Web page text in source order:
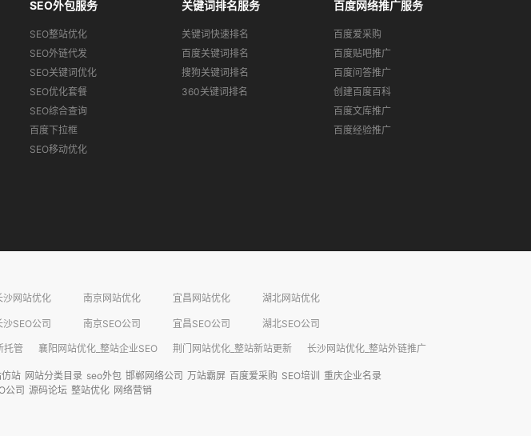
SEO外包服务
SEO整站优化
SEO外链代发
SEO关键词优化
SEO优化套餐
SEO综合查询
百度下拉框
SEO移动优化
关键词排名服务
关键词快速排名
百度关键词排名
搜狗关键词排名
360关键词排名
百度网络推广服务
百度爱采购
百度贴吧推广
百度问答推广
创建百度百科
百度文库推广
百度经验推广
沙网站优化 南京网站优化 宜昌网站优化 湖北网站优化
沙SEO公司 南京SEO公司 宜昌SEO公司 湖北SEO公司
托管​ 襄阳网站优化_整站企业SEO​ 荆门网站优化_整站新站更新 长沙网站优化_整站外链推广​
站 网站分类目录 seo外包 邯郸网络公司 万站霸屏 百度爱采购 SEO培训 重庆企业名录
公司 源码论坛 整站优化 网络营销